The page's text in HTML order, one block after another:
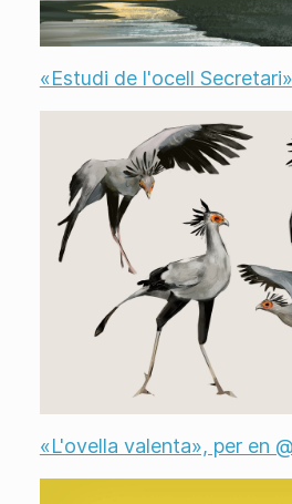
«Estudi de l'ocell
«L'ovella valenta», per en